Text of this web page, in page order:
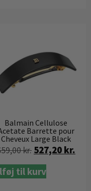
Balmain Cellulose
Barrette pour
Cheveux Large Black
kr. 527,20 kr.
til kurv